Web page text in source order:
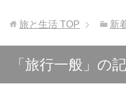
旅と生活 TOP 新
「旅行一般」の